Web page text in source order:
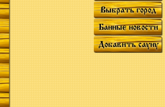
Выбрать город
Банные новости
Добавить сауну